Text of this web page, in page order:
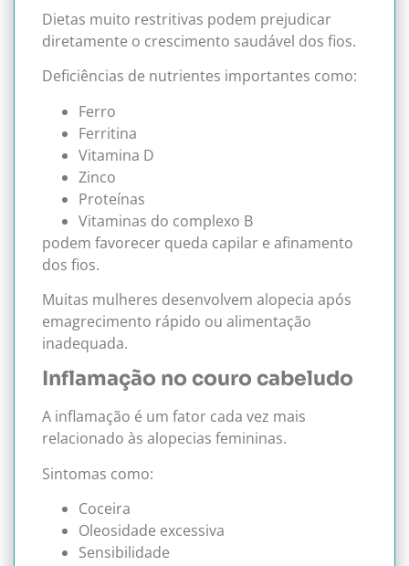
Dietas muito restritivas podem prejudicar
diretamente o crescimento saudável dos fios.
Deficiências de nutrientes importantes como:
Ferro
Ferritina
Vitamina D
Zinco
Proteínas
Vitaminas do complexo B
podem favorecer queda capilar e afinamento
dos fios.
Muitas mulheres desenvolvem alopecia após
emagrecimento rápido ou alimentação
inadequada.
Inflamação no couro cabeludo
A inflamação é um fator cada vez mais
relacionado às alopecias femininas.
Sintomas como:
Coceira
Oleosidade excessiva
Sensibilidade